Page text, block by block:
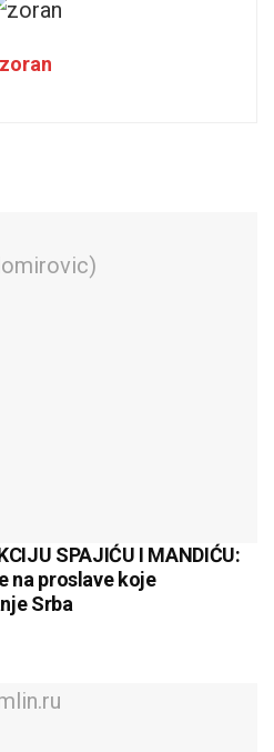
zoran
SPAJIĆU I MANDIĆU:
na proslave koje
Srba